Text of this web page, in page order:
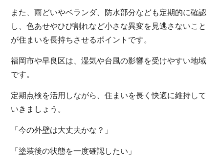
また、雨どいやベランダ、防水部分なども定期的に確認
し、色あせやひび割れなど小さな異変を見逃さないこと
が住まいを長持ちさせるポイントです。
福岡市や早良区は、湿気や台風の影響を受けやすい地域
です。
定期点検を活用しながら、住まいを長く快適に維持して
いきましょう。
「今の外壁は大丈夫かな？」
「塗装後の状態を一度確認したい」